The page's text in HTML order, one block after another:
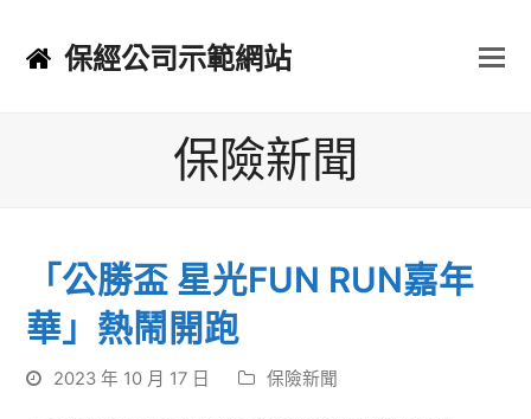
保經公司示範網站
保險新聞
「公勝盃 星光FUN RUN嘉年
華」熱鬧開跑
2023 年 10 月 17 日 保險新聞